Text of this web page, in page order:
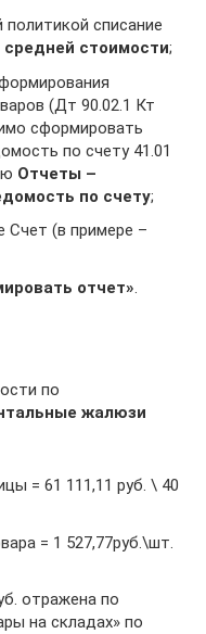
списание
средней стоимости;
(Дт 90.02.1 Кт
сформировать
по счету 41.01
Отчеты –
по счету;
Счет (в примере –
отчет»
по
жалюзи
= 61 111,11 руб. \ 40
= 1 527,77руб.\шт.
отражена по
на складах» по